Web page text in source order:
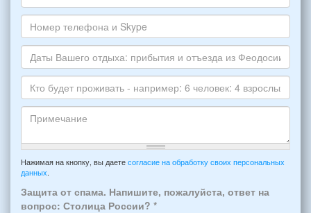
укажите
пожалуйста
НОМЕР
варианта:
*
электронной
почты
*
Ваше
имя
Номер
телефона
и
Skype
Даты
Вашего
отдыха:
прибытия
отъезда
из
Феодосии:
*
Кто
будет
-
например:
6
человек:
4
Примечание
Нажимая на кнопку, вы даете согласие на обработку своих персональных
данных
Защита от спама. Напишите, пожалуйста, ответ на
вопрос: Столица России? *